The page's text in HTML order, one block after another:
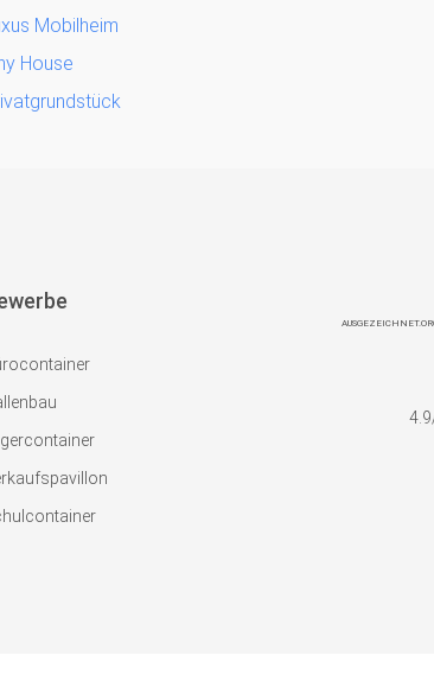
Mobilheim
House
4.9